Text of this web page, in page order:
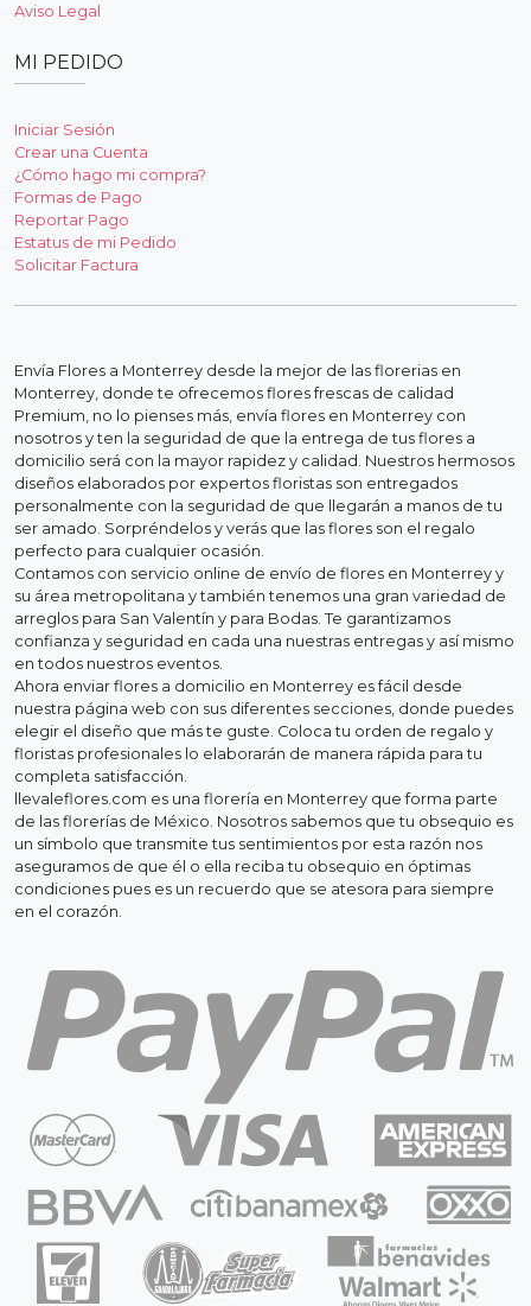
Aviso Legal
MI PEDIDO
Iniciar Sesión
Crear una Cuenta
¿Cómo hago mi compra?
Formas de Pago
Reportar Pago
Estatus de mi Pedido
Solicitar Factura
Envía Flores a Monterrey desde la mejor de las florerias en
Monterrey, donde te ofrecemos flores frescas de calidad
Premium, no lo pienses más, envía flores en Monterrey con
nosotros y ten la seguridad de que la entrega de tus flores a
domicilio será con la mayor rapidez y calidad. Nuestros hermosos
diseños elaborados por expertos floristas son entregados
personalmente con la seguridad de que llegarán a manos de tu
ser amado. Sorpréndelos y verás que las flores son el regalo
perfecto para cualquier ocasión.
Contamos con servicio online de envío de flores en Monterrey y
su área metropolitana y también tenemos una gran variedad de
arreglos para San Valentín y para Bodas. Te garantizamos
confianza y seguridad en cada una nuestras entregas y así mismo
en todos nuestros eventos.
Ahora enviar flores a domicilio en Monterrey es fácil desde
nuestra página web con sus diferentes secciones, donde puedes
elegir el diseño que más te guste. Coloca tu orden de regalo y
floristas profesionales lo elaborarán de manera rápida para tu
completa satisfacción.
llevaleflores.com es una florería en Monterrey que forma parte
de las florerías de México. Nosotros sabemos que tu obsequio es
un símbolo que transmite tus sentimientos por esta razón nos
aseguramos de que él o ella reciba tu obsequio en óptimas
condiciones pues es un recuerdo que se atesora para siempre
en el corazón.